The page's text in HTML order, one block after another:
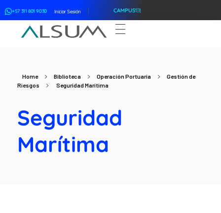
+57 311 801 9030 Iniciar Sesión CAMPUS
Home Biblioteca Operación Portuaria
Gestión de
Riesgos
Seguridad Marítima
Seguridad
Marítima